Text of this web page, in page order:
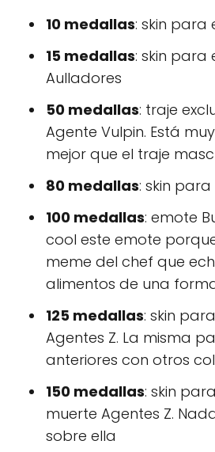
10 medallas: skin para
15 medallas: skin
Aulladores
50 medallas: traje
Agente Vulpin. Está
mejor que el traje
80 medallas: skin para
100 medallas: emote
cool este emote
meme del chef que
alimentos de una
125 medallas: skin
Agentes Z. La misma
anteriores con otros
150 medallas: skin
muerte Agentes Z.
sobre ella